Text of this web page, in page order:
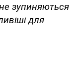
зупиняються
для